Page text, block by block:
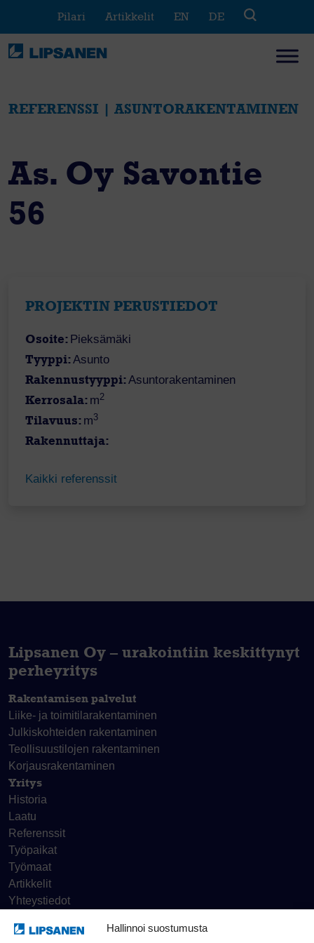
Hallinnoi suostumusta
content
Pilari Artikkelit EN DE
REFERENSSI | ASUNTORAKENTAMINEN
As. Oy Savontie
56
PROJEKTIN PERUSTIEDOT
Osoite: Pieksämäki
Tyyppi:Asunto
Rakennustyyppi:Asuntorakentaminen
Kerrosala: m2
Tilavuus: m3
Rakennuttaja:
Kaikki referenssit
Lipsanen Oy – urakointiin keskittynyt
perheyritys
Rakentamisen palvelut
Liike- ja toimitila­rakentaminen
Julkiskohteiden rakentaminen
Teollisuustilojen rakentaminen
Korjaus­rakentaminen
Yritys
Historia
Laatu
Referenssit
Työpaikat
Työmaat
Artikkelit
Yhteystiedot